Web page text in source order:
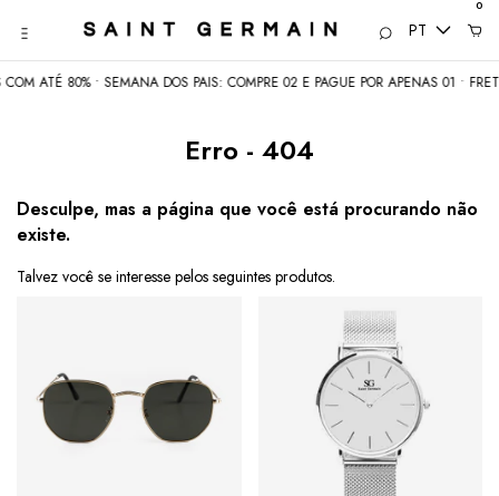
PT
0
ATÉ 80% • SEMANA DOS PAIS: COMPRE 02 E PAGUE POR APENAS 01 •
Erro - 404
Desculpe, mas a página que você está procurando não
existe.
Talvez você se interesse pelos seguintes produtos.